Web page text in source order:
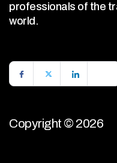
professionals of the
world.
Copyright © 2026